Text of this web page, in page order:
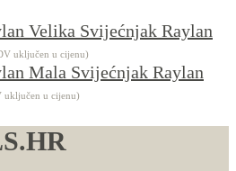
Svijećnjak Raylan
uključen u cijenu)
Svijećnjak Raylan
uključen u cijenu)